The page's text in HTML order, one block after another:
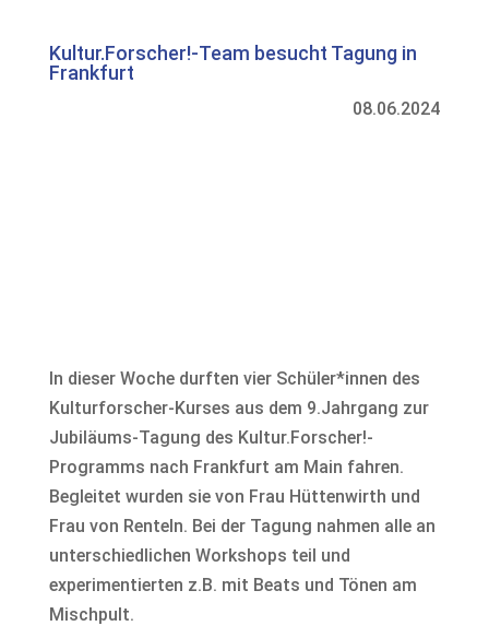
Kultur.Forscher!-Team besucht Tagung in
Frankfurt
08.06.2024
In dieser Woche durften vier Schüler*innen des
Kulturforscher-Kurses aus dem 9.Jahrgang zur
Jubiläums-Tagung des Kultur.Forscher!-
Programms nach Frankfurt am Main fahren.
Begleitet wurden sie von Frau Hüttenwirth und
Frau von Renteln. Bei der Tagung nahmen alle an
unterschiedlichen Workshops teil und
experimentierten z.B. mit Beats und Tönen am
Mischpult.